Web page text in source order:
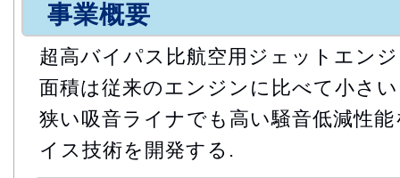
事業概要
超高バイパス比航空用ジェットエン
面積は従来のエンジンに比べて小さ
狭い吸音ライナでも高い騒音低減性
イス技術を開発する.